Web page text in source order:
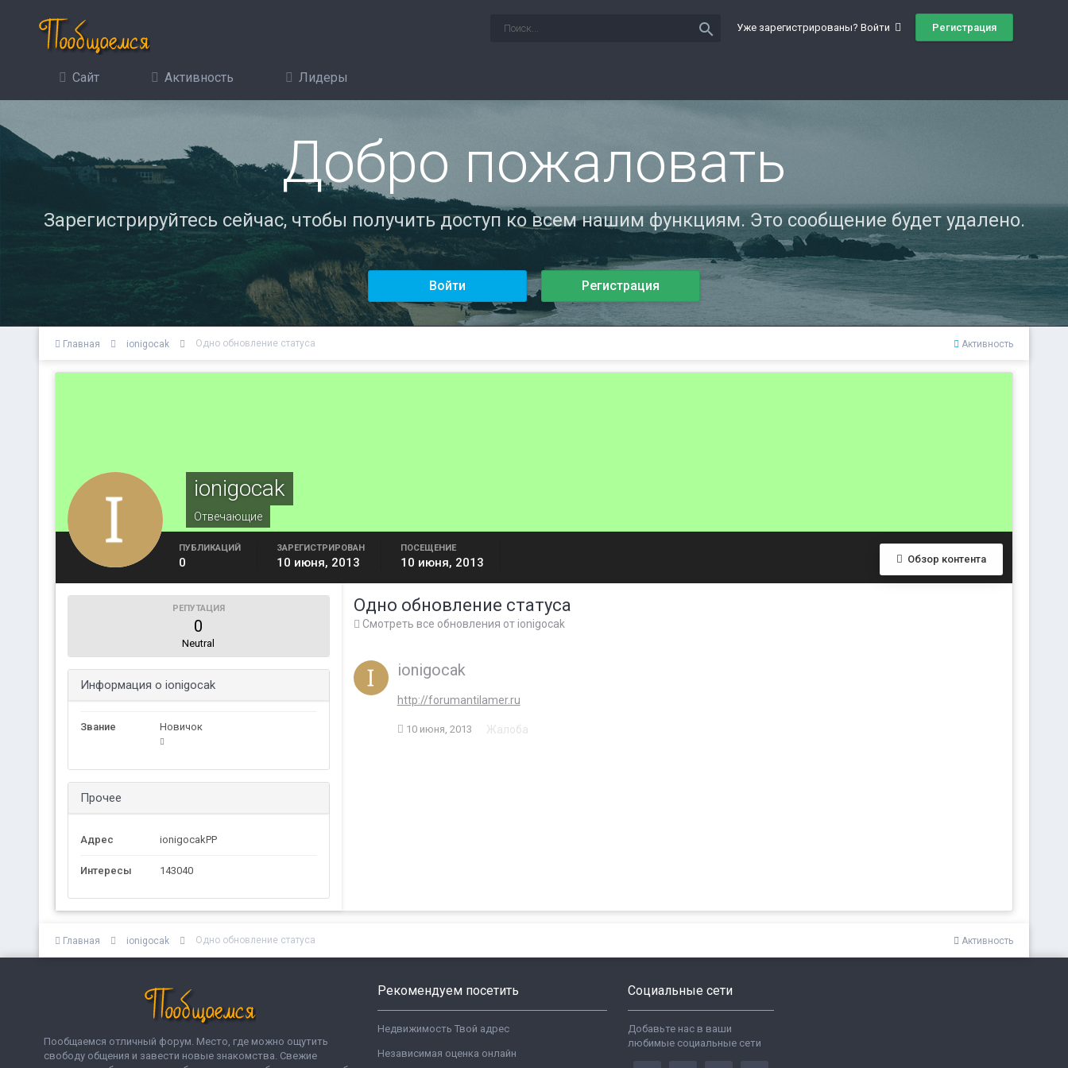
Уже зарегистрированы? Войти Регистрация
search
Сайт Активность Лидеры
Добро пожаловать
Зарегистрируйтесь сейчас, чтобы получить доступ ко всем нашим функциям. Это сообщение будет удалено.
Войти Регистрация
Активность
Главная ionigocak Одно обновление статуса
ionigocak
Отвечающие
Обзор контента
ПУБЛИКАЦИЙ
0
ЗАРЕГИСТРИРОВАН
10 июня, 2013
ПОСЕЩЕНИЕ
10 июня, 2013
РЕПУТАЦИЯ
0
Neutral
Информация о ionigocak
Звание Новичок
Прочее
Адрес ionigocakPP
Интересы 143040
Одно обновление статуса
Смотреть все обновления от ionigocak
ionigocak
http://forumantilamer.ru
10 июня, 2013 Жалоба
Активность
Главная ionigocak Одно обновление статуса
Пообщаемся отличный форум. Место, где можно ощутить
свободу общения и завести новые знакомства. Свежие
Рекомендуем посетить
Недвижимость Твой адрес
Независимая оценка онлайн
Социальные сети
Добавьте нас в ваши
любимые социальные сети